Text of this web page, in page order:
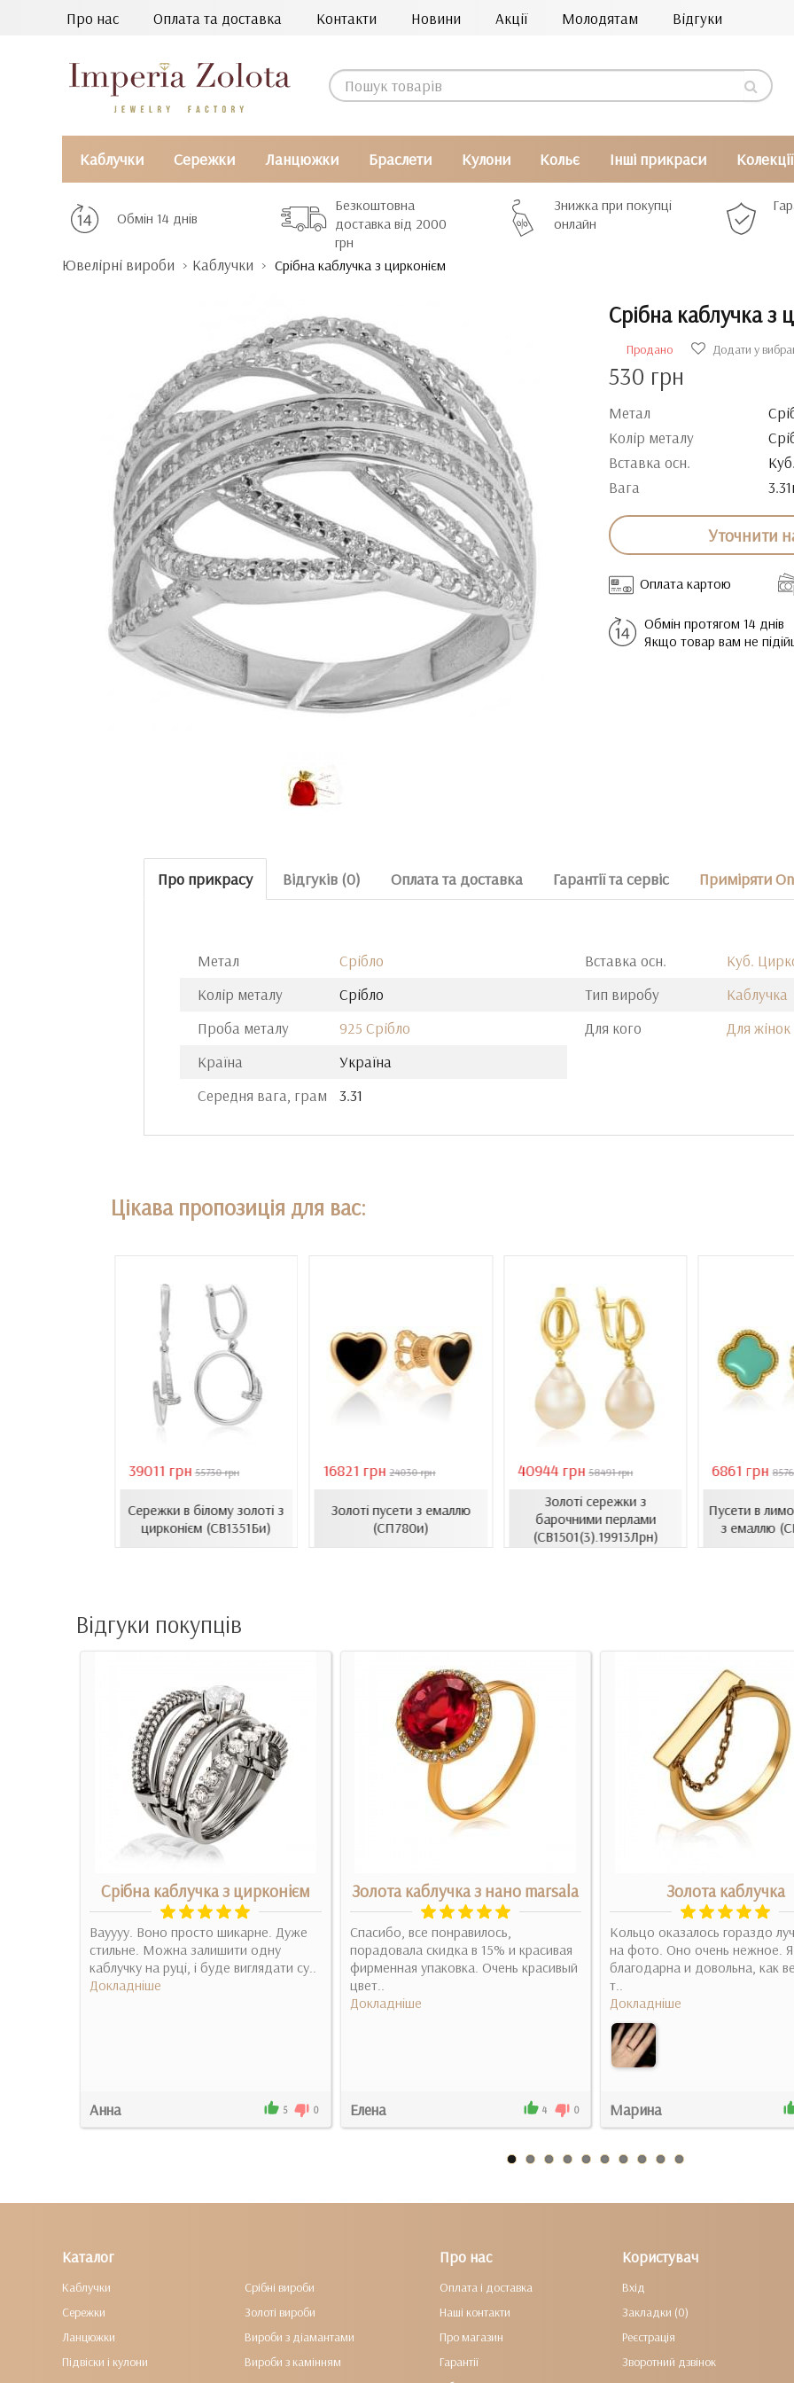
Про нас Оплата та доставка Контакти Новини Акції Молодятам Відгуки
Каблучки Сережки Ланцюжки Браслети Кулони Кольє Інші прикраси Колекції
Обмін 14 днів
Безкоштовна
доставка від 2000
грн
Знижка при покупці
онлайн
Ювелірні вироби Каблучки Срібна каблучка з цирконієм
Срібна каблучка з
Продано
Додати у
530 грн
Метал
Колір металу
Вставка осн.
Вага
Уточнити
Оплата картою
Обмін протягом 14 днів
Якщо товар вам не
Про прикрасу Відгуків (0) Оплата та доставка Гарантії та сервіс Приміряти
Метал
Срібло
Колір металу
Срібло
Проба металу
925 Срібло
Країна
Україна
Середня вага, грам
3.31
Вставка осн.
Куб.
Тип виробу
Каблучка
Для кого
Для жінок
Цікава пропозиція для вас:
39011 грн 55730 грн
Сережки в білому золоті з
цирконієм (СВ1351Би)
16821 грн 24030 грн
Золоті пусети з емаллю
(СП780и)
40944 грн 58491 грн
Золоті сережки з
барочними перлами
(СВ1501(3).19913Лрн)
6861 грн
Пусети в
з емаллю
Відгуки покупців
Срібна каблучка з цирконієм
Вауууу. Воно просто шикарне. Дуже
стильне. Можна залишити одну
каблучку на руці, і буде виглядати су..
Докладніше
Анна 5 0
Золота каблучка з нано marsala
Спасибо, все понравилось,
порадовала скидка в 15% и красивая
фирменная упаковка. Очень красивый
цвет..
Докладніше
Елена 4 0
Золота каблучка
Кольцо оказалось гораздо
на фото. Оно очень нежное. Я
благодарна и довольна, как
т..
Докладніше
Марина
Каталог
Каблучки
Сережки
Ланцюжки
Підвіски і кулони
Срібні вироби
Золоті вироби
Вироби з діамантами
Вироби з камінням
Про нас
Оплата і доставка
Наші контакти
Про магазин
Гарантії
Користувач
Вхід
Закладки (0)
Реєстрація
Зворотний дзвінок